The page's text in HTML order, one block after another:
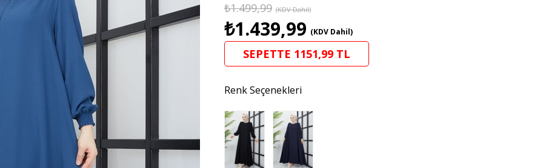
₺1.499,99 (KDV Dahil)
₺1.439,99 (KDV Dahil)
SEPETTE 1151,99 TL
Renk Seçenekleri